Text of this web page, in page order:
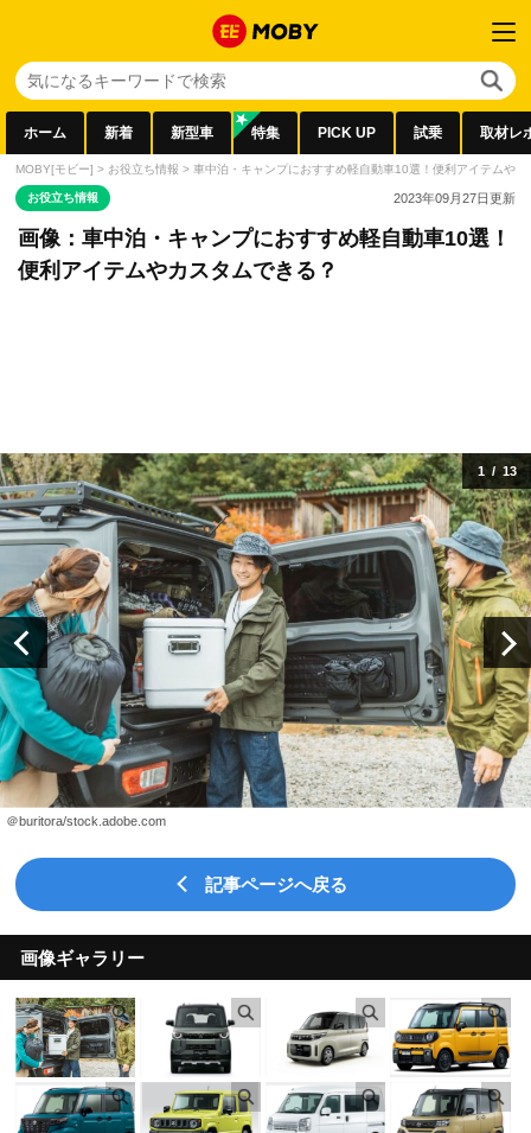
ホーム 新着 新型車 特集 PICK UP 試乗 取材レ
MOBY[モビー] > お役立ち情報 > 車中泊・キャンプにおすすめ軽自動車10選！便利アイテムやカ
お役立ち情報 2023年09月27日更新
画像：車中泊・キャンプにおすすめ軽自動車10選！
便利アイテムやカスタムできる？
＠buritora/stock.adobe.com
1/ 13
記事ページへ戻る
画像ギャラリー